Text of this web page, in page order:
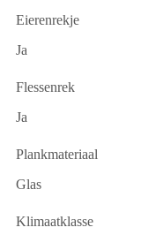
Eierenrekje
Ja
Flessenrek
Ja
Plankmateriaal
Glas
Klimaatklasse